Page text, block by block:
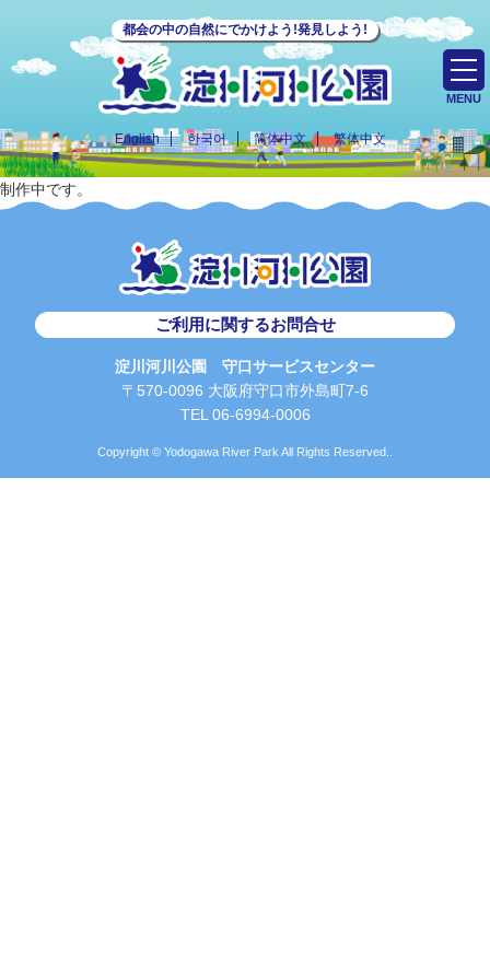
都会の中の自然にでかけよう!発見しよう!
English 한국어 简体中文 繁体中文
MENU
制作中です。
ご利用に関するお問合せ
淀川河川公園 守口サービスセンター
〒570-0096 大阪府守口市外島町7-6
TEL 06-6994-0006
Copyright © Yodogawa River Park All Rights Reserved..